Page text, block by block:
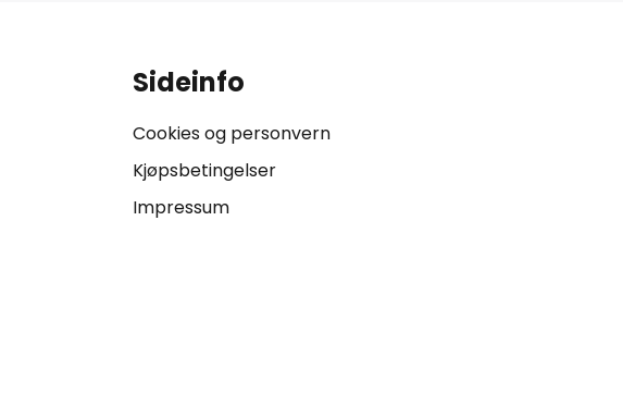
Sideinfo
Cookies og personvern
Kjøpsbetingelser
Impressum